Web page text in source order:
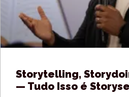
Storytelling,
— Tudo Isso é